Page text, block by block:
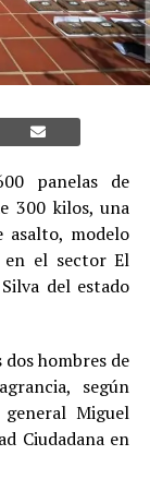
panelas de
300 kilos, una
asalto, modelo
en el sector El
del estado
hombres de
según
Miguel
Ciudadana en